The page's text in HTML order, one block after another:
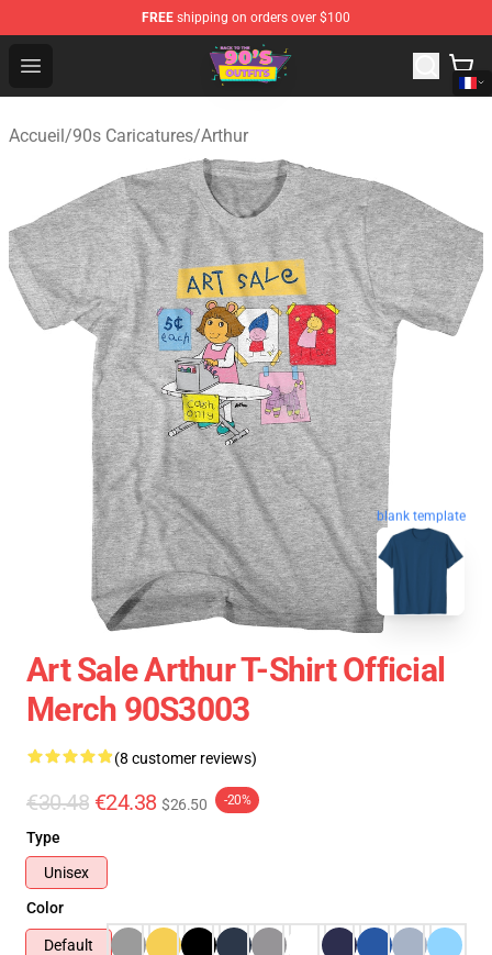
FREE shipping on orders over $100
Open menu
90s Outfits Store - Official 90s Outfits Merchandise Shop
Accueil/90s Caricatures/Arthur
blank template
Art Sale Arthur T-Shirt Official
Merch 90S3003
(8 customer reviews)
€30.48 €24.38 $26.50 -20%
Type
Unisex
Color
Default